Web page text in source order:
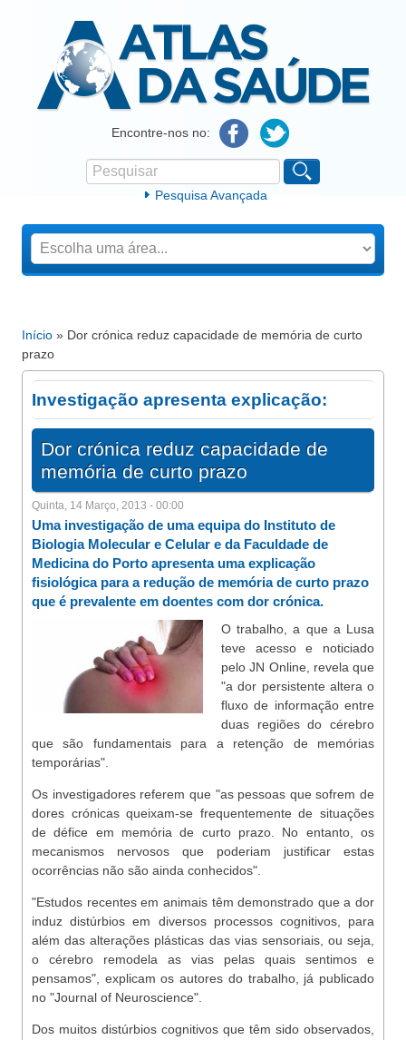
Atlas da SaúdeEncontre-nos no:
Formulário de procura
Pesquisar
Pesquisa Avançada
Está aqui
Início » Dor crónica reduz capacidade de memória de curto
prazo
Investigação apresenta explicação:
Dor crónica reduz capacidade de
memória de curto prazo
Quinta, 14 Março, 2013 - 00:00
Uma investigação de uma equipa do Instituto de
Biologia Molecular e Celular e da Faculdade de
Medicina do Porto apresenta uma explicação
fisiológica para a redução de memória de curto prazo
que é prevalente em doentes com dor crónica.
O trabalho, a que a Lusa
teve acesso e noticiado
pelo JN Online, revela que
"a dor persistente altera o
fluxo de informação entre
duas regiões do cérebro
que são fundamentais para a retenção de memórias
temporárias".
Os investigadores referem que "as pessoas que sofrem de
dores crónicas queixam-se frequentemente de situações
de défice em memória de curto prazo. No entanto, os
mecanismos nervosos que poderiam justificar estas
ocorrências não são ainda conhecidos".
"Estudos recentes em animais têm demonstrado que a dor
induz distúrbios em diversos processos cognitivos, para
além das alterações plásticas das vias sensoriais, ou seja,
o cérebro remodela as vias pelas quais sentimos e
pensamos", explicam os autores do trabalho, já publicado
no "Journal of Neuroscience".
Dos muitos distúrbios cognitivos que têm sido observados,